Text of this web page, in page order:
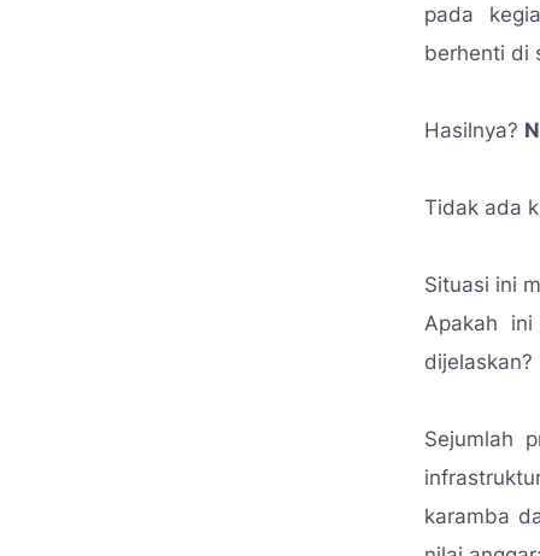
pada
berhenti di
Hasilnya?
Tidak ada
Situasi ini
Apakah
dijelaskan?
Sejumlah
karamba